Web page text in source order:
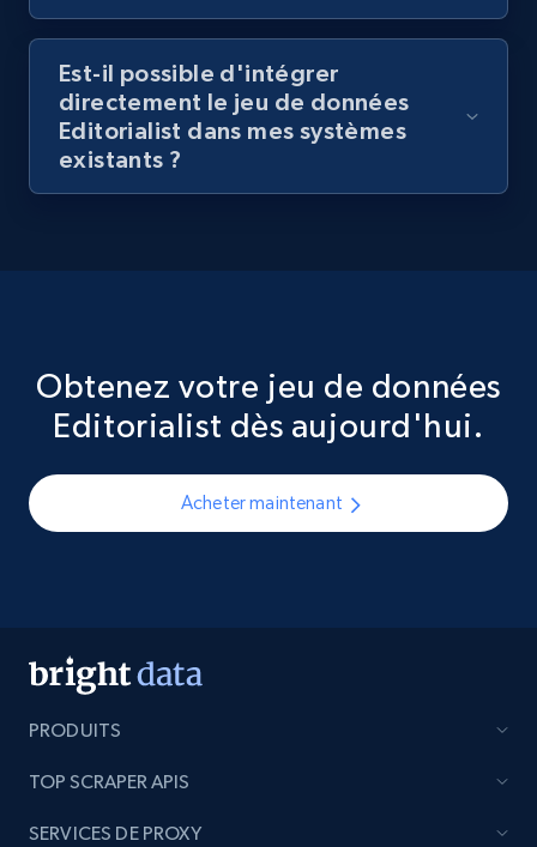
Est-il possible d'intégrer
directement le jeu de données
Editorialist dans mes systèmes
existants ?
Obtenez votre jeu de données
Editorialist dès aujourd'hui.
Acheter maintenant
PRODUITS
TOP SCRAPER APIS
SERVICES DE PROXY